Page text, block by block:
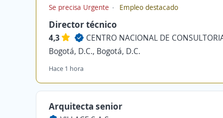
Se precisa Urgente Empleo destacado
Director técnico
4,3
CENTRO NACIONAL DE
Bogotá, D.C., Bogotá, D.C.
Hace 1 hora
Arquitecta senior